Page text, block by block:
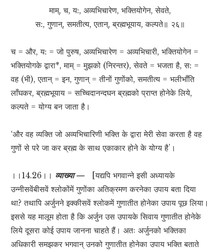
माम्, च, य:, अव्यभिचारेण, भक्तियोगेन, सेवते,
स:, गुणान्, समतीत्य, एतान्, ब्रह्मभूयाय, कल्पते॥ २६॥
च = और, य: = जो पुरुष, अव्यभिचारेण = अव्यभिचारी, भक्तियोगेन =
भक्तियोगके द्वारा*, माम् = मुझको (निरन्तर), सेवते = भजता है, स: =
वह (भी), एतान् = इन, गुणान् = तीनों गुणोंको, समतीत्य = भलीभाँति
लाँघकर, ब्रह्मभूयाय = सच्चिदानन्दघन ब्रह्मको प्राप्त होनेके लिये,
कल्पते = योग्य बन जाता है।
‘और वह व्यक्ति जो अव्यभिचारिणी भक्ति के द्वारा मेरी सेवा करता है वह
गुणों से परे जा कर ब्रह्म के साथ एकाकार होने के योग्य है’।
।।14.26।। व्याख्या —
[यद्यपि भगवान्ने इसी अध्यायके
उन्नीसवेंबीसवें श्लोकोंमें गुणोंका अतिक्रमण करनेका उपाय बता दिया
था? तथापि अर्जुनने इक्कीसवें श्लोकमें गुणातीत होनेका उपाय पूछ लिया।
इससे यह मालूम होता है कि अर्जुन उस उपायके सिवाय गुणातीत होनेके
लिये दूसरा कोई उपाय जानना चाहते हैं। अतः अर्जुनको भक्तिका
अधिकारी समझकर भगवान् उनको गुणातीत होनेका उपाय भक्ति बताते